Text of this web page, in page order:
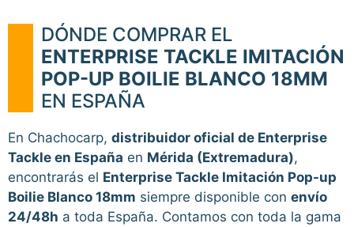
DÓNDE COMPRAR EL
ENTERPRISE TACKLE IMITACIÓN
POP-UP BOILIE BLANCO 18MM
EN ESPAÑA
En Chachocarp, distribuidor oficial de Enterprise
Tackle en España en Mérida (Extremadura),
encontrarás el Enterprise Tackle Imitación Pop-up
Boilie Blanco 18mm siempre disponible con envío
24/48h a toda España. Contamos con toda la gama